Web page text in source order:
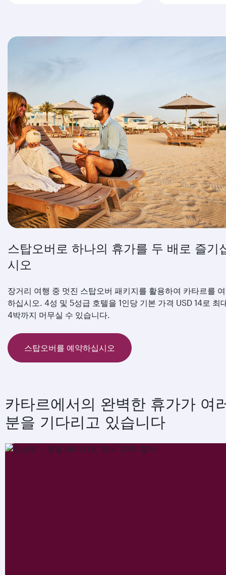
스탑오버로 하나의 휴가를 두 배로 즐기
시오
장거리 여행 중 멋진 스탑오버 패키지를 활용하여 카타르를
하십시오. 4성 및 5성급 호텔을 1인당 기본 가격 USD 14로 최
4박까지 머무실 수 있습니다.
스탑오버를 예약하십시오
카타르에서의 완벽한 휴가가 여
분을 기다리고 있습니다